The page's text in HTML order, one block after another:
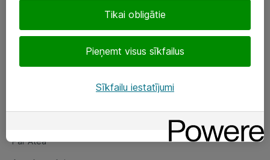
Sekojiet mums
Par Atea
Par Atea
Tikai obligātie
Pieņemt visus sīkfailus
Sīkfailu iestatījumi